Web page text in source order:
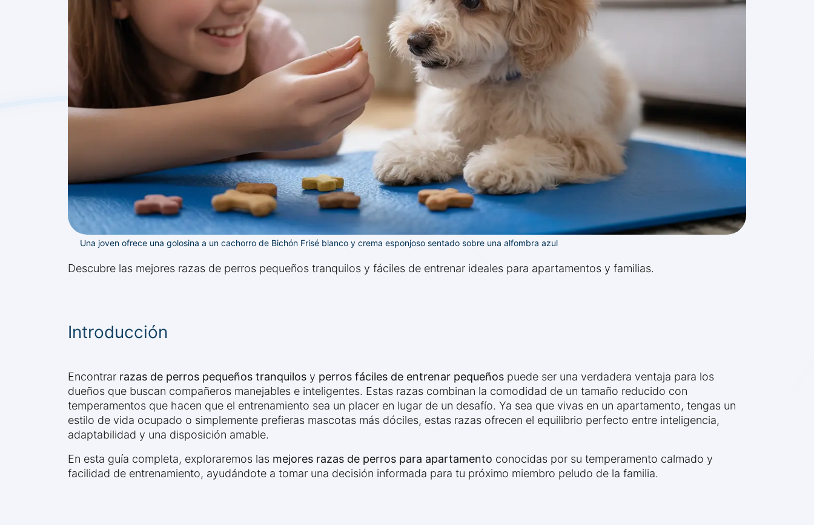
Una joven ofrece una golosina a un cachorro de Bichón Frisé blanco y crema esponjoso sentado sobre una alfombra azul
Descubre las mejores razas de perros pequeños tranquilos y fáciles de entrenar ideales para apartamentos y familias.
Introducción
Encontrar razas de perros pequeños tranquilos y perros fáciles de entrenar pequeños puede ser una verdadera ventaja para los
dueños que buscan compañeros manejables e inteligentes. Estas razas combinan la comodidad de un tamaño reducido con
temperamentos que hacen que el entrenamiento sea un placer en lugar de un desafío. Ya sea que vivas en un apartamento, tengas un
estilo de vida ocupado o simplemente prefieras mascotas más dóciles, estas razas ofrecen el equilibrio perfecto entre inteligencia,
adaptabilidad y una disposición amable.
En esta guía completa, exploraremos las mejores razas de perros para apartamento conocidas por su temperamento calmado y
facilidad de entrenamiento, ayudándote a tomar una decisión informada para tu próximo miembro peludo de la familia.